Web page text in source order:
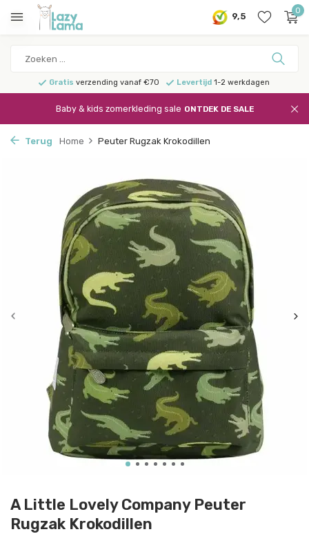
9,5
0
Gratis verzending vanaf €70 Levertijd1-2 werkdagen
Baby & kids zomerkleding sale ONTDEK DE SALE
Terug Home Peuter Rugzak Krokodillen
A Little Lovely Company Peuter
Rugzak Krokodillen